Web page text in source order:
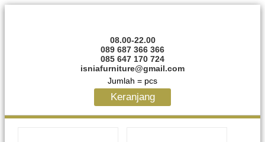
08.00-22.00
089 687 366 366
085 647 170 724
isniafurniture@gmail.com
Jumlah = pcs
Keranjang